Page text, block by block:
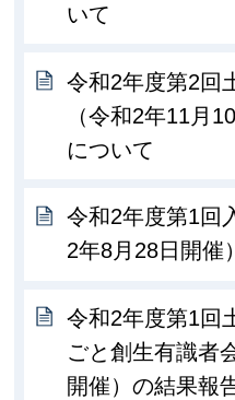
いて
令和2年度第2回
（令和2年11月
について
令和2年度第1回
2年8月28日開催）
令和2年度第1回
ごと創生有識者
開催）の結果報